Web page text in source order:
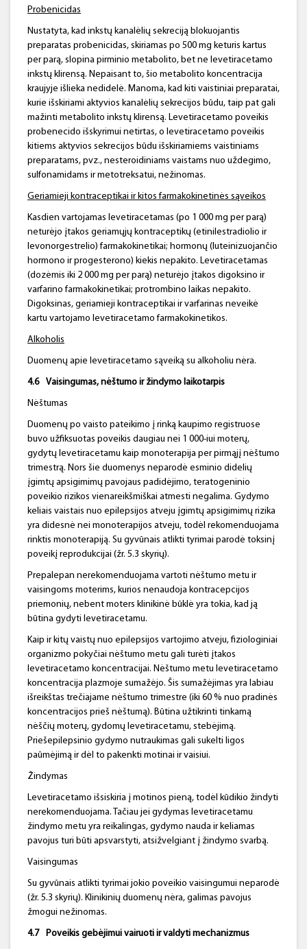
Probenicidas
Nustatyta, kad inkstų kanalėlių sekreciją blokuojantis
preparatas probenicidas, skiriamas po 500 mg keturis kartus
per parą, slopina pirminio metabolito, bet ne levetiracetamo
inkstų klirensą. Nepaisant to, šio metabolito koncentracija
kraujyje išlieka nedidelė. Manoma, kad kiti vaistiniai preparatai,
kurie išskiriami aktyvios kanalėlių sekrecijos būdu, taip pat gali
mažinti metabolito inkstų klirensą. Levetiracetamo poveikis
probenecido išskyrimui netirtas, o levetiracetamo poveikis
kitiems aktyvios sekrecijos būdu išskiriamiems vaistiniams
preparatams, pvz., nesteroidiniams vaistams nuo uždegimo,
sulfonamidams ir metotreksatui, nežinomas.
Geriamieji kontraceptikai ir kitosfarmakokinetinės sąveikos
Kasdien vartojamas levetiracetamas (po 1 000 mg per parą)
neturėjo įtakos geriamųjų kontraceptikų (etinilestradiolio ir
levonorgestrelio) farmakokinetikai; hormonų (luteinizuojančio
hormono ir progesterono) kiekis nepakito. Levetiracetamas
(dozėmis iki 2 000 mg per parą) neturėjo įtakos digoksino ir
varfarino farmakokinetikai; protrombino laikas nepakito.
Digoksinas, geriamieji kontraceptikai ir varfarinas neveikė
kartu vartojamo levetiracetamo farmakokinetikos.
Alkoholis
Duomenų apie levetiracetamo sąveiką su alkoholiu nėra.
4.6 Vaisingumas, nėštumo ir žindymo laikotarpis
Nėštumas
Duomenų po vaisto pateikimo į rinką kaupimo registruose
buvo užfiksuotas poveikis daugiau nei 1 000-iui moterų,
gydytų levetiracetamu kaip monoterapija per pirmąjį nėštumo
trimestrą. Nors šie duomenys neparodė esminio didelių
įgimtų apsigimimų pavojaus padidėjimo, teratogeninio
poveikio rizikos vienareikšmiškai atmesti negalima. Gydymo
keliais vaistais nuo epilepsijos atveju įgimtų apsigimimų rizika
yra didesnė nei monoterapijos atveju, todėl rekomenduojama
rinktis monoterapiją. Su gyvūnais atlikti tyrimai parodė toksinį
poveikį reprodukcijai (žr. 5.3 skyrių).
Prepalepan nerekomenduojama vartoti nėštumo metu ir
vaisingoms moterims, kurios nenaudoja kontracepcijos
priemonių, nebent moters klinikinė būklė yra tokia, kad ją
būtina gydyti levetiracetamu.
Kaip ir kitų vaistų nuo epilepsijos vartojimo atveju, fiziologiniai
organizmo pokyčiai nėštumo metu gali turėti įtakos
levetiracetamo koncentracijai. Nėštumo metu levetiracetamo
koncentracija plazmoje sumažėjo. Šis sumažėjimas yra labiau
išreikštas trečiajame nėštumo trimestre (iki 60 % nuo pradinės
koncentracijos prieš nėštumą). Būtina užtikrinti tinkamą
nėščių moterų, gydomų levetiracetamu, stebėjimą.
Priešepilepsinio gydymo nutraukimas gali sukelti ligos
paūmėjimą ir dėl to pakenkti motinai ir vaisiui.
Žindymas
Levetiracetamo išsiskiria į motinos pieną, todėl kūdikio žindyti
nerekomenduojama. Tačiau jei gydymas levetiracetamu
žindymo metu yra reikalingas, gydymo nauda ir keliamas
pavojus turi būti apsvarstyti, atsižvelgiant į žindymo svarbą.
Vaisingumas
Su gyvūnais atlikti tyrimai jokio poveikio vaisingumui neparodė
(žr. 5.3 skyrių). Klinikinių duomenų nėra, galimas pavojus
žmogui nežinomas.
4.7 Poveikis gebėjimui vairuoti ir valdyti mechanizmus